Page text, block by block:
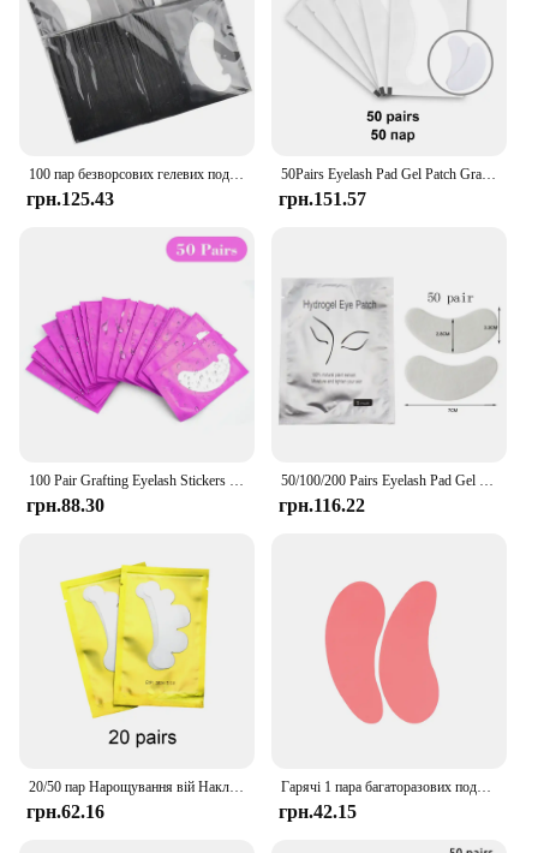
грн.125.43
50Pairs Eyelash Pad Gel Patch Grafting Eyelashes Under Eye Patches For Eyelash Extension Paper Sticker Application Make Up Tools
грн.151.57
грн.88.30 грн.116.22
грн.62.16
Гарячі 1 пара багаторазових подушечок під вій Силіконова смужка Lash Lift Нарощування вій Патчі під очі Гелевий патч Інструменти для макіяжу
грн.42.15